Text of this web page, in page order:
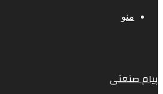
منو
پیام صنعتی